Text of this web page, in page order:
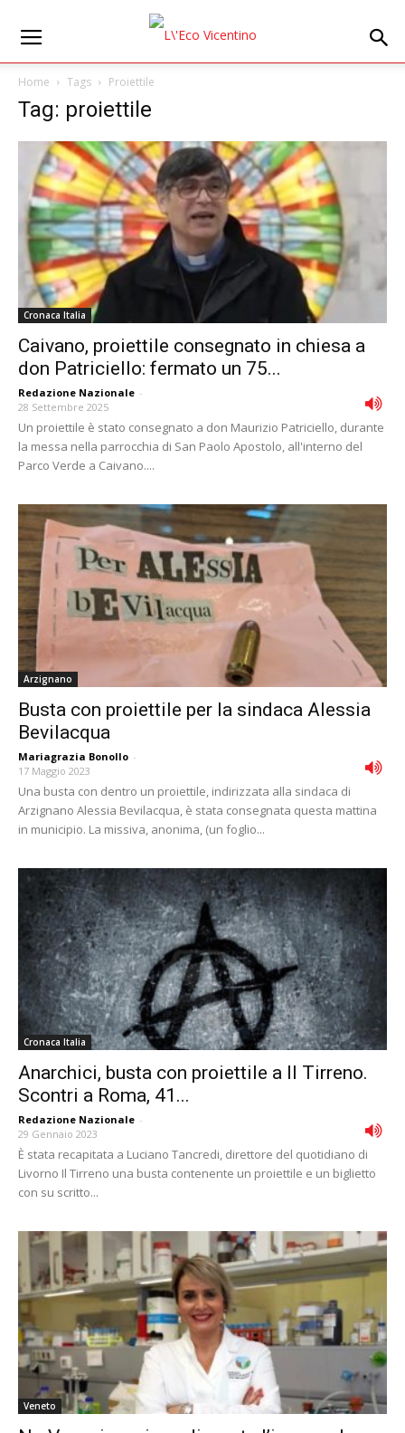
Home Tags Proiettile
Tag: proiettile
Cronaca Italia
Caivano, proiettile consegnato in chiesa a
don Patriciello: fermato un 75...
Redazione Nazionale -
28 Settembre 2025
Un proiettile è stato consegnato a don Maurizio Patriciello, durante
la messa nella parrocchia di San Paolo Apostolo, all'interno del
Parco Verde a Caivano....
Arzignano
Busta con proiettile per la sindaca Alessia
Bevilacqua
Mariagrazia Bonollo -
17 Maggio 2023
Una busta con dentro un proiettile, indirizzata alla sindaca di
Arzignano Alessia Bevilacqua, è stata consegnata questa mattina
in municipio. La missiva, anonima, (un foglio...
Cronaca Italia
Anarchici, busta con proiettile a Il Tirreno.
Scontri a Roma, 41...
Redazione Nazionale -
29 Gennaio 2023
È stata recapitata a Luciano Tancredi, direttore del quotidiano di
Livorno Il Tirreno una busta contenente un proiettile e un biglietto
con su scritto...
Veneto